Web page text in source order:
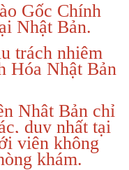
Gốc Chính
Nhật Bản.
trách nhiệm
Hóa Nhật Bản
Nhật Bản chỉ
duy nhất tại
viện không
khám.